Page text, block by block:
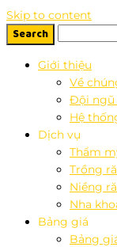
Skip to content
Giới thiệu
Về
Đội ngũ
Hệ
Dịch vụ
Thẩm
Trồng
Niềng
Nha
Bảng giá
Bảng